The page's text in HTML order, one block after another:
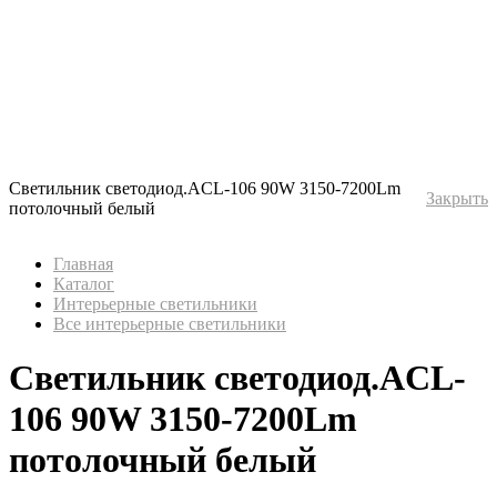
Светильник светодиод.ACL-106 90W 3150-7200Lm
потолочный белый
Закрыть
Главная
Каталог
Интерьерные светильники
Все интерьерные светильники
Светильник светодиод.ACL-
106 90W 3150-7200Lm
потолочный белый